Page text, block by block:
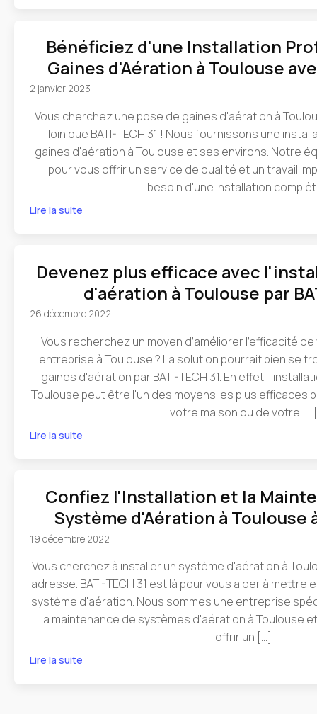
Bénéficiez d'une Installation
Gaines d'Aération à Toulouse
2 janvier 2023
Vous cherchez une pose de gaines d'aération à
loin que BATI-TECH 31 ! Nous fournissons une
gaines d'aération à Toulouse et ses environs. Notre
pour vous offrir un service de qualité et un travail
besoin d'une installation
Lire la suite
Devenez plus efficace avec
d'aération à Toulouse par
26 décembre 2022
Vous recherchez un moyen d’améliorer l'efficacité
entreprise à Toulouse ? La solution pourrait bien se
gaines d'aération par BATI-TECH 31. En effet,
Toulouse peut être l'un des moyens les plus efficaces
votre maison ou de votre […]
Lire la suite
Confiez l'Installation et la
Système d'Aération à Toulouse
19 décembre 2022
Vous cherchez à installer un système d'aération à
adresse. BATI-TECH 31 est là pour vous aider à mettre
système d'aération. Nous sommes une entreprise
la maintenance de systèmes d'aération à Toulouse
offrir un […]
Lire la suite